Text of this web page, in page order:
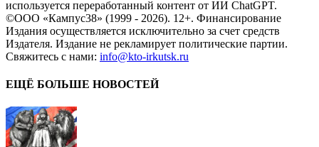
используется переработанный контент от ИИ ChatGPT.
©ООО «Кампус38» (1999 - 2026). 12+. Финансирование
Издания осуществляется исключительно за счет средств
Издателя. Издание не рекламирует политические партии.
Свяжитесь с нами: info@kto-irkutsk.ru
ЕЩЁ БОЛЬШЕ НОВОСТЕЙ